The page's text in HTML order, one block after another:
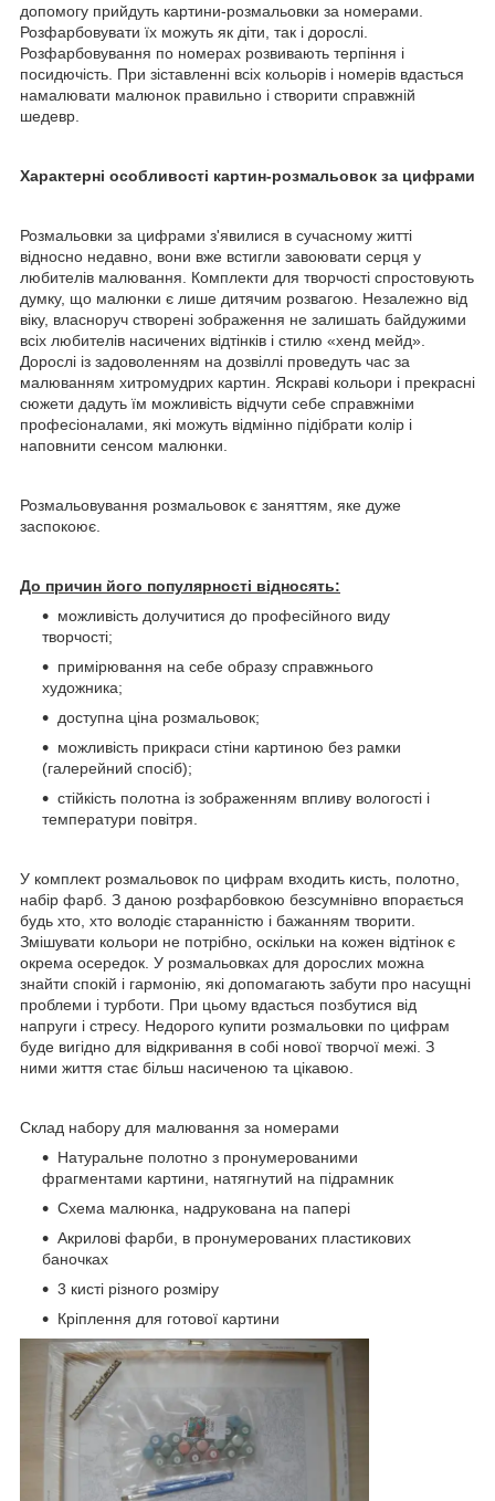
допомогу прийдуть картини-розмальовки за номерами.
Розфарбовувати їх можуть як діти, так і дорослі.
Розфарбовування по номерах розвивають терпіння і
посидючість. При зіставленні всіх кольорів і номерів вдасться
намалювати малюнок правильно і створити справжній
шедевр.
Характерні особливості картин-розмальовок за цифрами
Розмальовки за цифрами з'явилися в сучасному житті
відносно недавно, вони вже встигли завоювати серця у
любителів малювання. Комплекти для творчості спростовують
думку, що малюнки є лише дитячим розвагою. Незалежно від
віку, власноруч створені зображення не залишать байдужими
всіх любителів насичених відтінків і стилю «хенд мейд».
Дорослі із задоволенням на дозвіллі проведуть час за
малюванням хитромудрих картин. Яскраві кольори і прекрасні
сюжети дадуть їм можливість відчути себе справжніми
професіоналами, які можуть відмінно підібрати колір і
наповнити сенсом малюнки.
Розмальовування розмальовок є заняттям, яке дуже
заспокоює.
До причин його популярності відносять:
можливість долучитися до професійного виду
творчості;
примірювання на себе образу справжнього
художника;
доступна ціна розмальовок;
можливість прикраси стіни картиною без рамки
(галерейний спосіб);
стійкість полотна із зображенням впливу вологості і
температури повітря.
У комплект розмальовок по цифрам входить кисть, полотно,
набір фарб. З даною розфарбовкою безсумнівно впорається
будь хто, хто володіє старанністю і бажанням творити.
Змішувати кольори не потрібно, оскільки на кожен відтінок є
окрема осередок. У розмальовках для дорослих можна
знайти спокій і гармонію, які допомагають забути про насущні
проблеми і турботи. При цьому вдасться позбутися від
напруги і стресу. Недорого купити розмальовки по цифрам
буде вигідно для відкривання в собі нової творчої межі. З
ними життя стає більш насиченою та цікавою.
Склад набору для малювання за номерами
Натуральне полотно з пронумерованими
фрагментами картини, натягнутий на підрамник
Схема малюнка, надрукована на папері
Акрилові фарби, в пронумерованих пластикових
баночках
3 кисті різного розміру
Кріплення для готової картини